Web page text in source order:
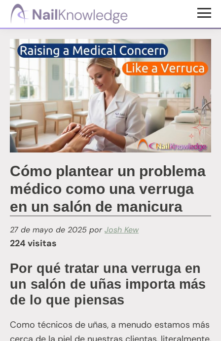
Saltar
principal
Saltar
de
página
Conocimientos
de
uñas
Cómo plantear un problema
médico como una verruga
en un salón de manicura
27 de mayo de 2025 porJosh Kew
224 visitas
Por qué tratar una verruga en
un salón de uñas importa más
de lo que piensas
Como técnicos de uñas, a menudo estamos más